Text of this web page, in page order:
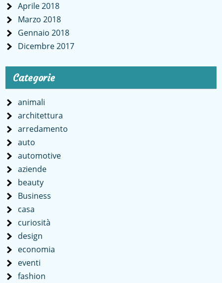
Aprile 2018
Marzo 2018
Gennaio 2018
Dicembre 2017
Categorie
animali
architettura
arredamento
auto
automotive
aziende
beauty
Business
casa
curiosità
design
economia
eventi
fashion